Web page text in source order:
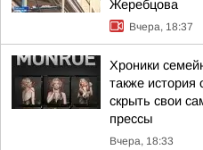
Жеребцова
Вчера, 18:37
Хроники
также история
скрыть свои
прессы
Вчера, 18:33